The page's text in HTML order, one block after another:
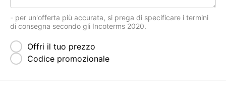
- per un'offerta più accurata, si prega di specificare i termini
di consegna secondo gli Incoterms 2020.
Offri il tuo prezzo
Codice promozionale